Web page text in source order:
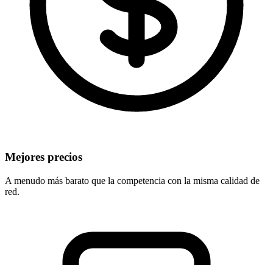
Mejores precios
A menudo más barato que la competencia con la misma calidad de
red.